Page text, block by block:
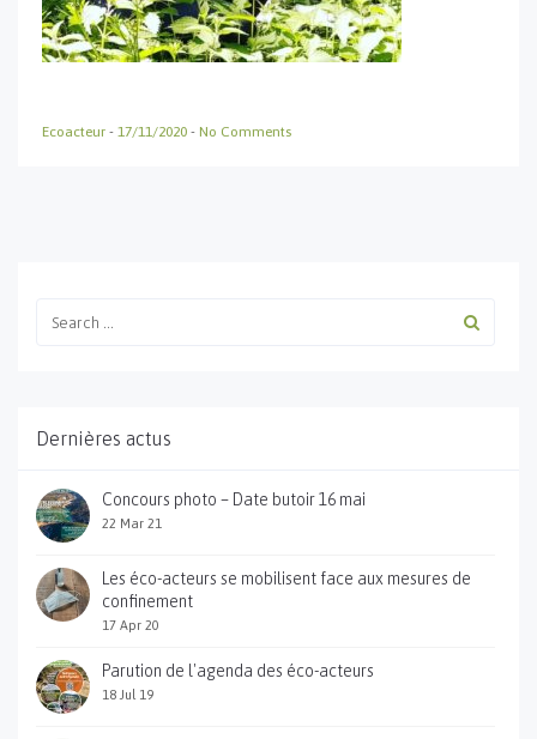
Ecoacteur - 17/11/2020 - No Comments
Dernières actus
Concours photo – Date butoir 16 mai
22 Mar 21
Les éco-acteurs se mobilisent face aux mesures de
confinement
17 Apr 20
Parution de l'agenda des éco-acteurs
18 Jul 19